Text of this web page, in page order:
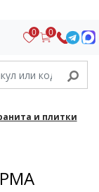
0 0
и плитки